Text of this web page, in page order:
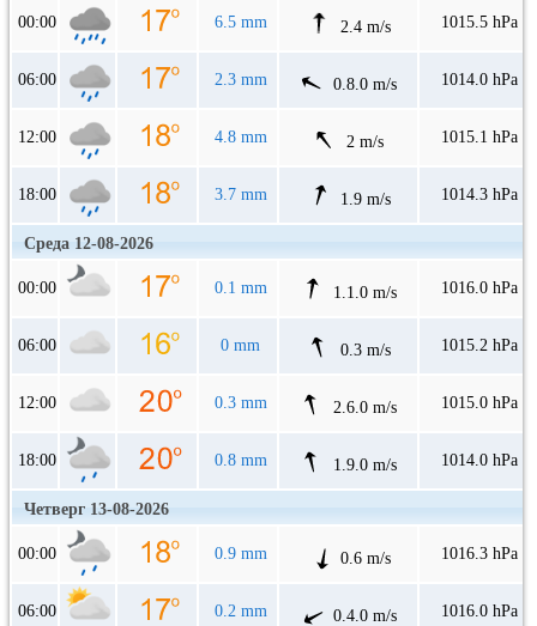
00:00 6.5 mm 2.4 m/s 1015.5 hPa
06:00 2.3 mm 0.8.0 m/s 1014.0 hPa
12:00 4.8 mm 2 m/s 1015.1 hPa
18:00 3.7 mm 1.9 m/s 1014.3 hPa
Среда 12-08-2026
00:00 0.1 mm 1.1.0 m/s 1016.0 hPa
06:00 0 mm 0.3 m/s 1015.2 hPa
12:00 0.3 mm 2.6.0 m/s 1015.0 hPa
18:00 0.8 mm 1.9.0 m/s 1014.0 hPa
Четверг 13-08-2026
00:00 0.9 mm 0.6 m/s 1016.3 hPa
06:00 0.2 mm 0.4.0 m/s 1016.0 hPa